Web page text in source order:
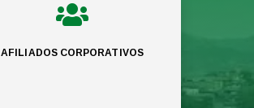

AFILIADOS CORPORATIVOS